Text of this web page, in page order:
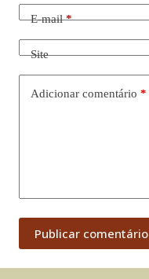
E-mail*
Site
Adicionar comentário *
Publicar comentário